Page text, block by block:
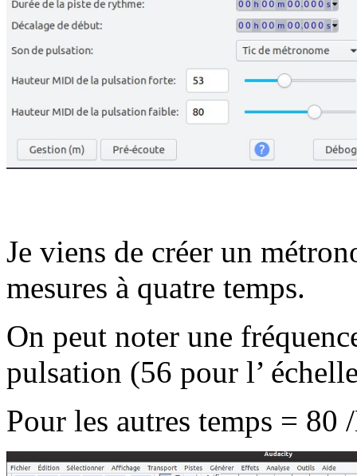
Je viens de créer un
mesures à quatre temps.
On peut noter une
pulsation (56 pour l’
Pour les autres temps =